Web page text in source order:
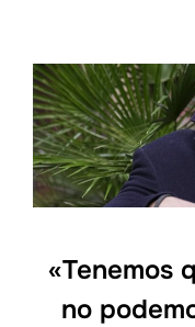
«Tenemos
no